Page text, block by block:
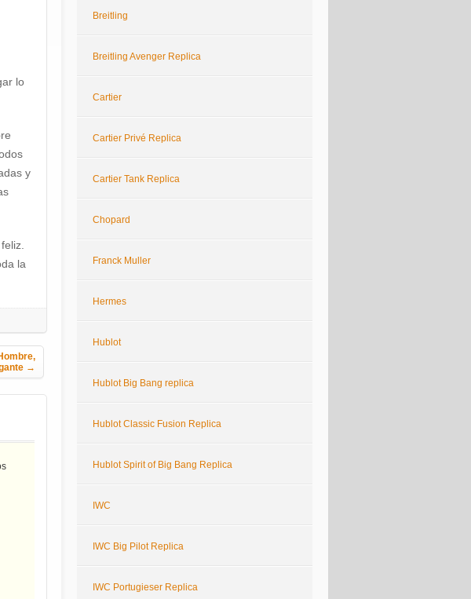
lo
y
la
→
Breitling
Breitling Avenger Replica
Cartier
Cartier Privé Replica
Cartier Tank Replica
Chopard
Franck Muller
Hermes
Hublot
Hublot Big Bang replica
Hublot Classic Fusion Replica
Hublot Spirit of Big Bang Replica
IWC
IWC Big Pilot Replica
IWC Portugieser Replica